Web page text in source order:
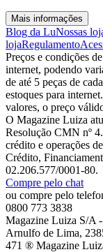
Mais informações
Blog da LuNossas
lojaRegulamento
Preços e condições
internet, podendo
de até 5 peças de
estoques para
valores, o preço
O Magazine Luiza
Resolução CMN nº
crédito e operações
Crédito,
02.206.577/0001-80.
Compre pelo chat
ou compre pelo
0800 773 3838
Magazine Luiza S/A
Arnulfo de Lima,
471 ® Magazine